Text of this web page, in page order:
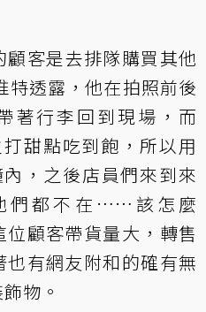
客是去排隊購買其他
特透露，他在拍照前後
著行李回到現場，而
打甜點吃到飽，所以用
，之後店員們來到來
們都不在……該怎麼
顧客帶貨量大，轉售
有網友附和的確有無
物。